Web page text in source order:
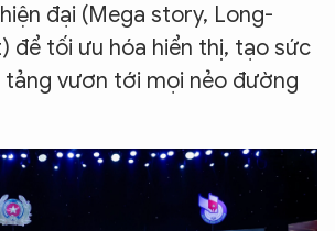
đại (Mega story, Long-
để tối ưu hóa hiển thị, tạo sức
tảng vươn tới mọi nẻo đường